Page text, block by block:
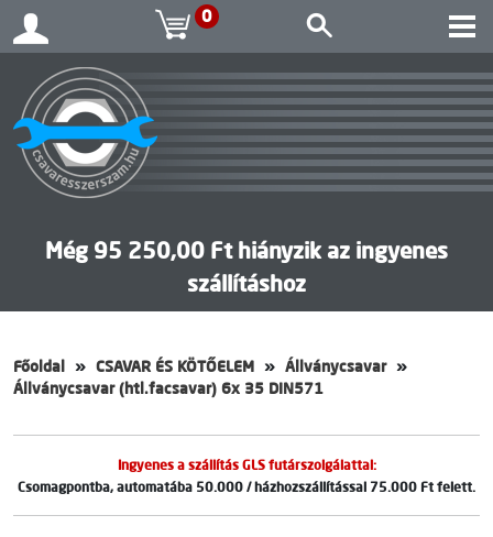
0
Még 95 250,00 Ft hiányzik az ingyenes
szállításhoz
Főoldal CSAVAR ÉS KÖTŐELEM
Állványcsavar
Állványcsavar (htl.facsavar) 6x 35 DIN571
Ingyenes a szállítás GLS futárszolgálattal:
Csomagpontba, automatába 50.000 / házhozszállítással 75.000 Ft felett.